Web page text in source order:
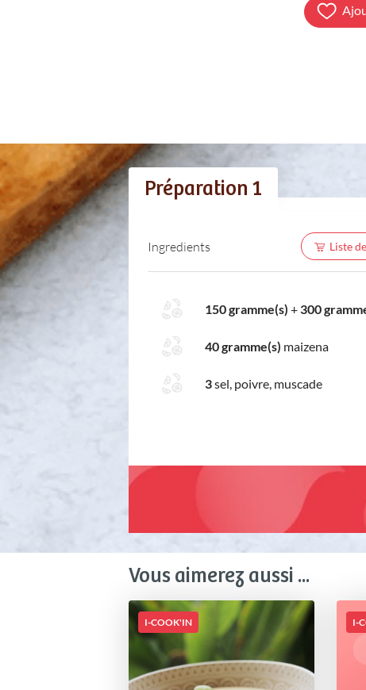
Préparation 1
Ingredients Liste
150 gramme(s) + 300
40 gramme(s) maizena
3sel, poivre, muscade
Vous aimerez aussi ...
I-COOK'IN I-